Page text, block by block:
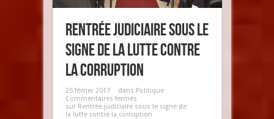
Rentrée judiciaire sous le
signe de la lutte contre
la corruption
25 février 2017 dans Politique
Commentaires fermés
sur Rentrée judiciaire sous le signe de
la lutte contre la corruption